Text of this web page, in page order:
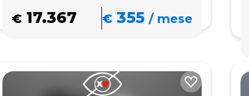
€ 17.367 € 355 / mese